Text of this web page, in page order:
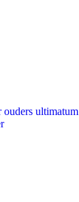
ouders ultimatum